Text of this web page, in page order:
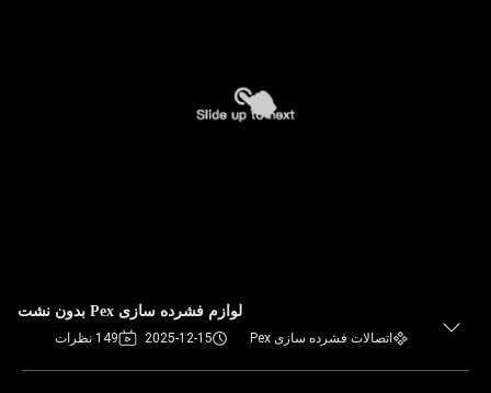
لوازم فشرده سازی Pex بدون نشت
اتصالات فشرده سازی Pex 2025-12-15 149 نظرات